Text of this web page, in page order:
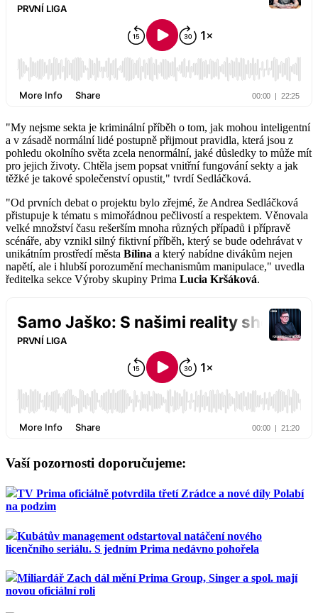
"My nejsme sekta je kriminální příběh o tom, jak mohou inteligentní
a v zásadě normální lidé postupně přijmout pravidla, která jsou z
pohledu okolního světa zcela nenormální, jaké důsledky to může mít
pro jejich životy. Chtěla jsem popsat vnitřní fungování sekty a jak
těžké je takové společenství opustit," tvrdí Sedláčková.
"Od prvních debat o projektu bylo zřejmé, že Andrea Sedláčková
přistupuje k tématu s mimořádnou pečlivostí a respektem. Věnovala
velké množství času rešerším mnoha různých případů i přípravě
scénáře, aby vznikl silný fiktivní příběh, který se bude odehrávat v
unikátním prostředí města Bílina a který nabídne divákům nejen
napětí, ale i hlubší porozumění mechanismům manipulace," uvedla
ředitelka sekce Výroby skupiny Prima Lucia Kršáková.
Vaší pozornosti doporučujeme:
TV Prima oficiálně potvrdila třetí Zrádce a nové díly Polabí
na podzim
Kubátův management odstartoval natáčení nového
licenčního seriálu. S jedním Prima nedávno pohořela
Miliardář Zach dál mění Prima Group, Singer a spol. mají
novou oficiální roli